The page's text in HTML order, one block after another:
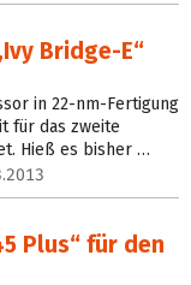
Bridge-E“
in 22-nm-Fertigung
für das zweite
Hieß es bisher …
Plus“ für den